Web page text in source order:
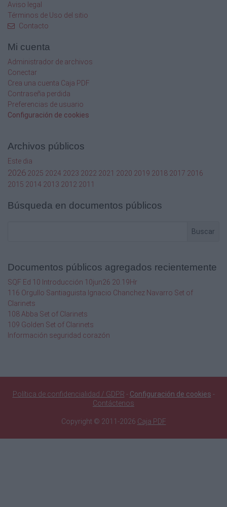
Aviso legal
Términos de Uso del sitio
Contacto
Mi cuenta
Administrador de archivos
Conectar
Crea una cuenta Caja PDF
Contraseña perdida
Preferencias de usuario
Configuración de cookies
Archivos públicos
Este dia
2026 2025 2024 2023 2022 2021 2020 2019 2018 2017 2016
2015 2014 2013 2012 2011
Búsqueda en documentos públicos
Buscar
Documentos públicos agregados recientemente
SQF Ed 10 Introducción 10jun26 20.19Hr
116 Orgullo Santiaguista Ignacio Chanchez Navarro Set of
Clarinets
108 Abba Set of Clarinets
109 Golden Set of Clarinets
Información seguridad corazón
Política de confidencialidad / GDPR - Configuración de cookies -
Contáctenos
Copyright © 2011-2026 Caja PDF